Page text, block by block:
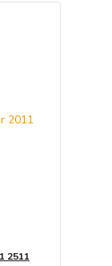
2511